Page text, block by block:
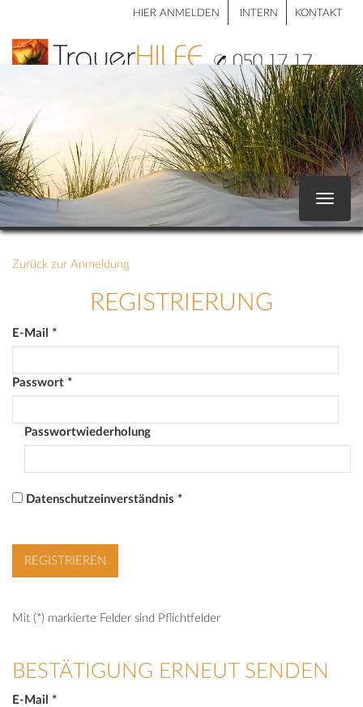
HIER ANMELDEN INTERN KONTAKT
Toggle
Zurück zur Anmeldung
REGISTRIERUNG
E-Mail *
Passwort *
Passwortwiederholung
Datenschutzeinverständnis *
Mit (*) markierte Felder sind Pflichtfelder
BESTÄTIGUNG ERNEUT SENDEN
E-Mail *